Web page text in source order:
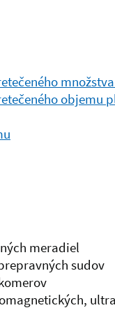
objemu
meradiel
sudov